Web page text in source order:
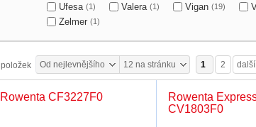
Ufesa (1) Valera (1) Vigan (19)
Zelmer (1)
položek Od nejlevnějšího 12 na stránku 1 2 další
Rowenta CF3227F0
Rowenta
CV1803F0